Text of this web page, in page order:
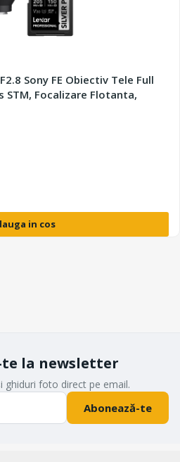
Sony FE Obiectiv Tele Full
STM, Focalizare Flotanta,
in cos
te la newsletter
ghiduri foto direct pe email.
Abonează-te